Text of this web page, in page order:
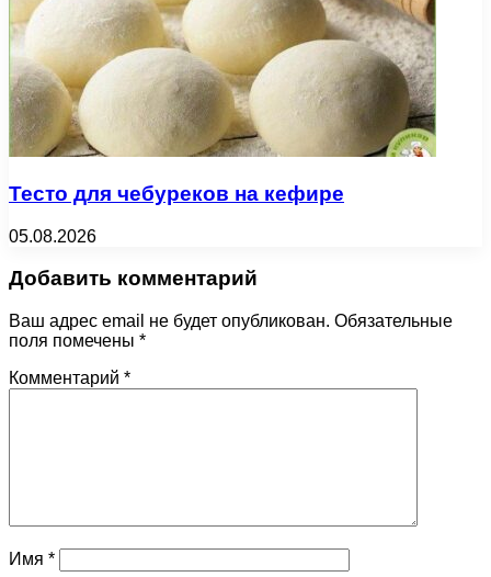
Тесто для чебуреков на кефире
05.08.2026
Добавить комментарий
Ваш адрес email не будет опубликован. Обязательные
поля помечены *
Комментарий *
Имя *